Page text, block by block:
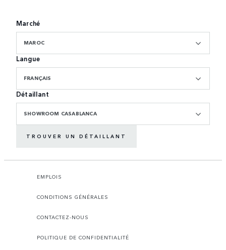
Marché
MAROC
Langue
FRANÇAIS
Détaillant
SHOWROOM CASABLANCA
TROUVER UN DÉTAILLANT
EMPLOIS
CONDITIONS GÉNÉRALES
CONTACTEZ-NOUS
POLITIQUE DE CONFIDENTIALITÉ